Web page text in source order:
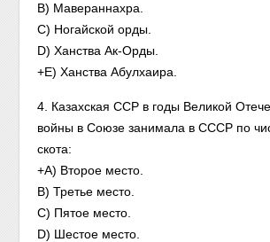
B) Мавераннахра.
C) Ногайской орды.
D) Ханства Ак-Орды.
+E) Ханства Абулхаира.
4. Казахская ССР в годы Великой
войны в Союзе занимала в СССР по
скота:
+A) Второе место.
B) Третье место.
C) Пятое место.
D) Шестое место.